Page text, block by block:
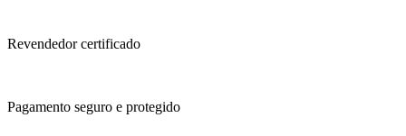
Revendedor certificado
Pagamento seguro e protegido